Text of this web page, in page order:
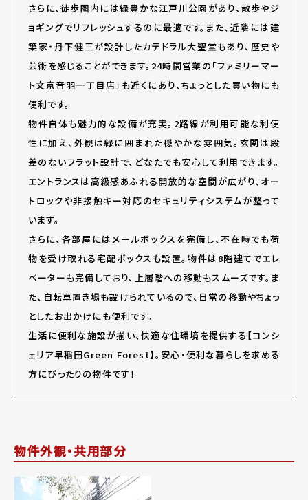
さらに、徒歩圏内には緑豊かな江戸川公園があり、散歩やジ
ョギングでリフレッシュするのに最適です。また、近隣には建
築家・丹下健三が設計したカテドラル大聖堂もあり、歴史や
芸術を感じることができます。24時間営業の「ファミリーマー
ト文京音羽一丁目店」も近くにあり、ちょっとした買い物にも
便利です。
物件自体も魅力的な設備が充実。2路線が利用可能な利便
性に加え、外観は緑に囲まれた穏やかな雰囲気。玄関は段
差のないフラット設計で、どなたでも安心して利用できます。
エントランスは高級感あふれる開放的な空間が広がり、オー
トロックや非接触キー対応のセキュリティシステムが整って
います。
さらに、各部屋にはメールボックスを完備し、不在時でも荷
物を受け取れる宅配ボックスも設置。物件は8階建てでエレ
ベーターも完備しており、上層階への移動もスムーズです。ま
た、自転車置き場も設けられているので、日常の移動やちょっ
としたお出かけにも便利です。
生活に便利な施設が揃い、快適な住環境を提供する【コンシ
ェリア早稲田Green Forest】。安心・便利な暮らしを求める
方にぴったりの物件です！
物件外観・共用部分